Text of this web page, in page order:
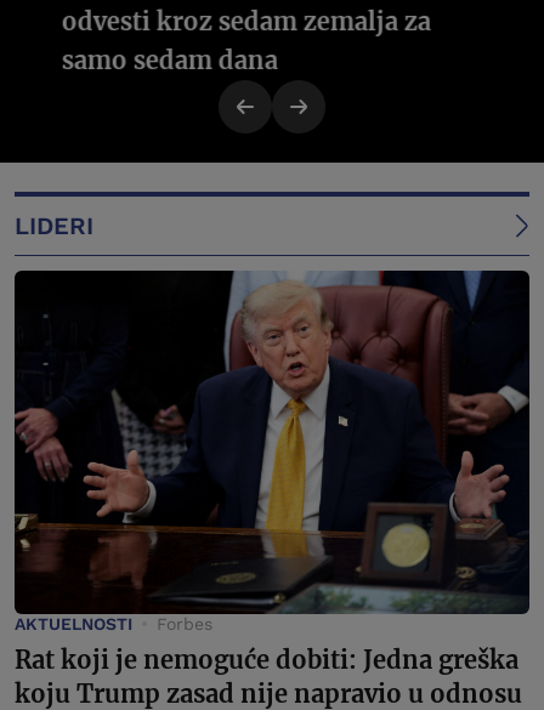
odvesti kroz sedam zemalja za
samo sedam dana
LIDERI
AKTUELNOSTI Forbes
Rat koji je nemoguće dobiti: Jedna greška
koju Trump zasad nije napravio u odnosu